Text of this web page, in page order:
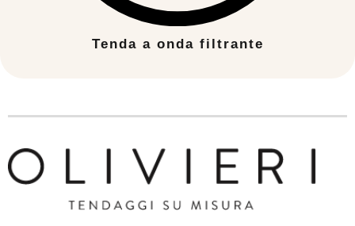
Tenda a onda filtrante